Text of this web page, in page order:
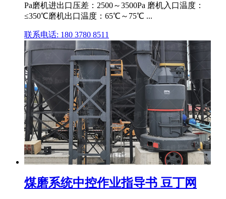
Pa磨机进出口压差：2500～3500Pa 磨机入口温度：
≤350℃磨机出口温度：65℃～75℃ ...
联系电话: 180 3780 8511
煤磨系统中控作业指导书 豆丁网